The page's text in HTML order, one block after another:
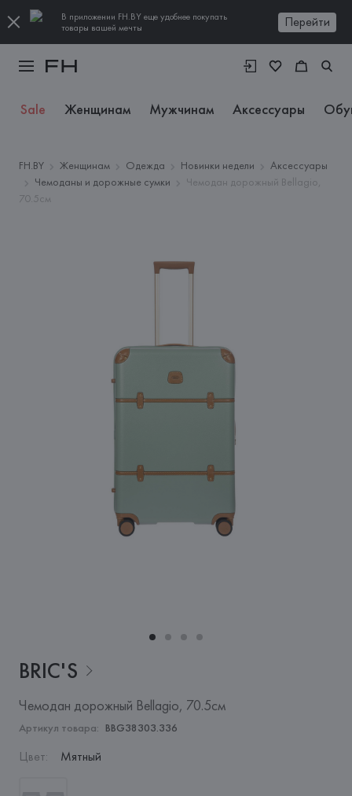
В приложении FH.BY еще удобнее покупать
товары вашей мечты
Перейти
Sale Женщинам Мужчинам Аксессуары
FH.BY Женщинам Одежда Новинки недели
Аксессуары
Чемоданы и дорожные сумки
Чемодан дорожный Bellagio,
70.5см
BRIC'S
Чемодан дорожный Bellagio, 70.5см
Артикул товара: BBG38303.336
Цвет: Мятный